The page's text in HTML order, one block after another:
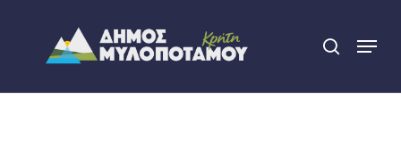
content
search
Menu
Close